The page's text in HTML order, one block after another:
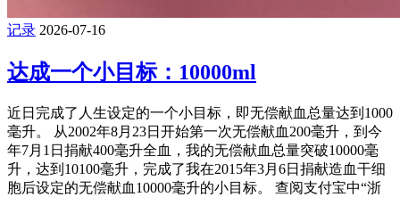
记录 2026-07-16
达成一个小目标：10000ml
近日完成了人生设定的一个小目标，即无偿献血总量达到1000
毫升。 从2002年8月23日开始第一次无偿献血200毫升，到今
年7月1日捐献400毫升全血，我的无偿献血总量突破10000毫
升，达到10100毫升，完成了我在2015年3月6日捐献造血干细
胞后设定的无偿献血10000毫升的小目标。 查阅支付宝中“浙